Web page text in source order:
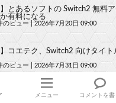
】とあるソフトの Switch2 無料
有料になる
のビュー |2026年7月20日 09:00
】コエテク、Switch2 向けタイト
のビュー 2026年7月31日 09:00
】任天堂がモノリスソフトを買収
最高の神の一手だったと海外で話
メニュー コメントを書